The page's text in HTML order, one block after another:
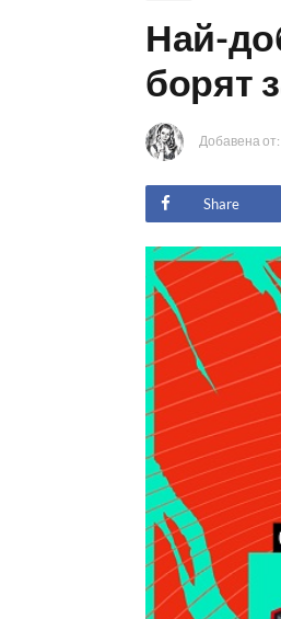
Най-
борят
Добавена от:
Share